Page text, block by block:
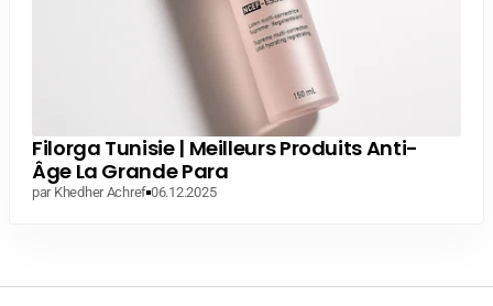
Filorga Tunisie | Meilleurs Produits Anti-
Âge La Grande Para
par Khedher Achref 06.12.2025